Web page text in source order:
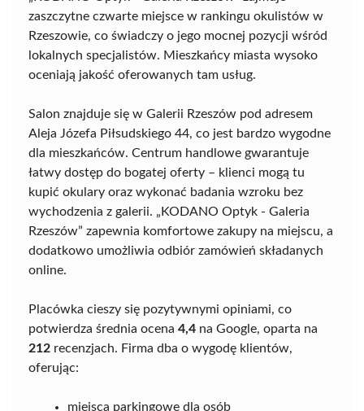
zaszczytne czwarte miejsce w rankingu okulistów w
Rzeszowie, co świadczy o jego mocnej pozycji wśród
lokalnych specjalistów. Mieszkańcy miasta wysoko
oceniają jakość oferowanych tam usług.
Salon znajduje się w Galerii Rzeszów pod adresem
Aleja Józefa Piłsudskiego 44, co jest bardzo wygodne
dla mieszkańców. Centrum handlowe gwarantuje
łatwy dostęp do bogatej oferty – klienci mogą tu
kupić okulary oraz wykonać badania wzroku bez
wychodzenia z galerii. „KODANO Optyk - Galeria
Rzeszów” zapewnia komfortowe zakupy na miejscu, a
dodatkowo umożliwia odbiór zamówień składanych
online.
Placówka cieszy się pozytywnymi opiniami, co
potwierdza średnia ocena 4,4 na Google, oparta na
212 recenzjach. Firma dba o wygodę klientów,
oferując:
miejsca parkingowe dla osób